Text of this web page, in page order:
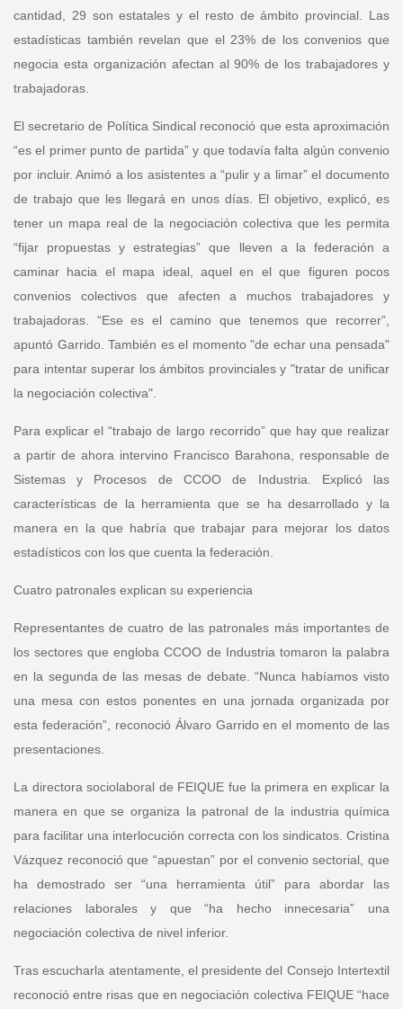
cantidad, 29 son estatales y el resto de ámbito provincial. Las
estadísticas también revelan que el 23% de los convenios que
negocia esta organización afectan al 90% de los trabajadores y
trabajadoras.
El secretario de Política Sindical reconoció que esta aproximación
“es el primer punto de partida” y que todavía falta algún convenio
por incluir. Animó a los asistentes a “pulir y a limar” el documento
de trabajo que les llegará en unos días. El objetivo, explicó, es
tener un mapa real de la negociación colectiva que les permita
“fijar propuestas y estrategias” que lleven a la federación a
caminar hacia el mapa ideal, aquel en el que figuren pocos
convenios colectivos que afecten a muchos trabajadores y
trabajadoras. “Ese es el camino que tenemos que recorrer”,
apuntó Garrido. También es el momento "de echar una pensada"
para intentar superar los ámbitos provinciales y "tratar de unificar
la negociación colectiva".
Para explicar el “trabajo de largo recorrido” que hay que realizar
a partir de ahora intervino Francisco Barahona, responsable de
Sistemas y Procesos de CCOO de Industria. Explicó las
características de la herramienta que se ha desarrollado y la
manera en la que habría que trabajar para mejorar los datos
estadísticos con los que cuenta la federación.
Cuatro patronales explican su experiencia
Representantes de cuatro de las patronales más importantes de
los sectores que engloba CCOO de Industria tomaron la palabra
en la segunda de las mesas de debate. “Nunca habíamos visto
una mesa con estos ponentes en una jornada organizada por
esta federación”, reconoció Álvaro Garrido en el momento de las
presentaciones.
La directora sociolaboral de FEIQUE fue la primera en explicar la
manera en que se organiza la patronal de la industria química
para facilitar una interlocución correcta con los sindicatos.Cristina
Vázquezreconoció que “apuestan” por el convenio sectorial, que
ha demostrado ser “una herramienta útil” para abordar las
relaciones laborales y que “ha hecho innecesaria” una
negociación colectiva de nivel inferior.
Tras escucharla atentamente, el presidente del Consejo Intertextil
reconoció entre risas que en negociación colectiva FEIQUE “hace